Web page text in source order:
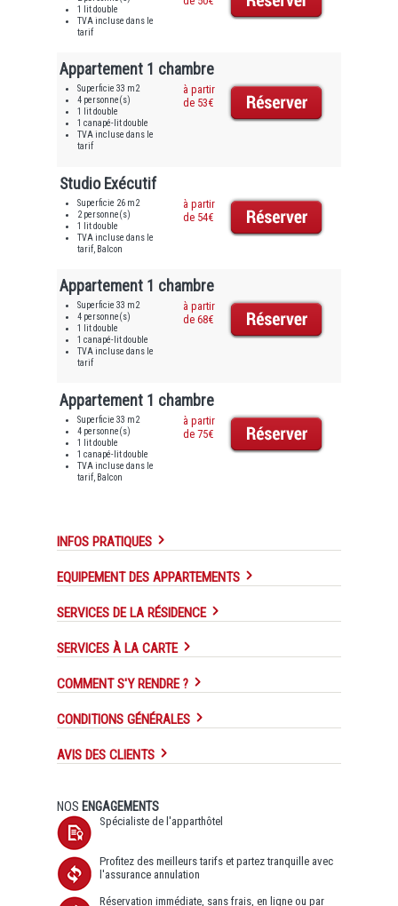
1 lit double
TVA incluse dans le
tarif
Appartement 1 chambre
Superficie 33 m2
4 personne(s)
1 lit double
1 canapé-lit double
TVA incluse dans le
tarif
à partir
de 53€
Studio Exécutif
Superficie 26 m2
2 personne(s)
1 lit double
TVA incluse dans le
tarif, Balcon
à partir
de 54€
Appartement 1 chambre
Superficie 33 m2
4 personne(s)
1 lit double
1 canapé-lit double
TVA incluse dans le
tarif
à partir
de 68€
Appartement 1 chambre
Superficie 33 m2
4 personne(s)
1 lit double
1 canapé-lit double
TVA incluse dans le
tarif, Balcon
à partir
de 75€
INFOS PRATIQUES
EQUIPEMENT DES APPARTEMENTS
SERVICES DE LA RÉSIDENCE
SERVICES À LA CARTE
COMMENT S'Y RENDRE ?
CONDITIONS GÉNÉRALES
AVIS DES CLIENTS
NOS ENGAGEMENTS
Spécialiste de l'apparthôtel
Profitez des meilleurs tarifs et partez tranquille avec
l'assurance annulation
Réservation immédiate, sans frais, en ligne ou par